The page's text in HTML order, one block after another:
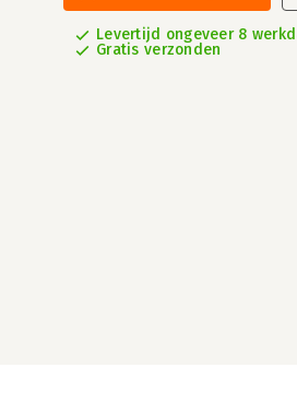
Levertijd ongeveer 8
Gratis verzonden